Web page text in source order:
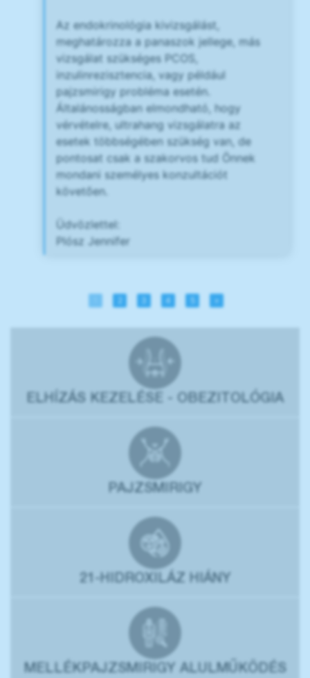
Az endokrinológia kivizsgálást,
meghatározza a panaszok jellege, más
vizsgálat szükséges PCOS,
inzulinrezisztencia, vagy például
pajzsmirigy probléma esetén.
Általánosságban elmondható, hogy
vérvételre, ultrahang vizsgálatra az
esetek többségében szükség van, de
pontosat csak a szakorvos tud Önnek
mondani személyes konzultációt
követően.
Üdvözlettel:
Plósz Jennifer
4 »
ELHÍZÁS KEZELÉSE - OBEZITOLÓGIA
PAJZSMIRIGY
21-HIDROXILÁZ HIÁNY
MELLÉKPAJZSMIRIGY ALULMŰKÖDÉS